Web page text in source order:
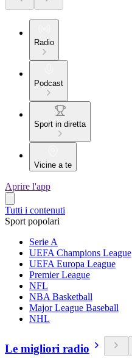
Radio
Podcast
Sport in diretta
Vicine a te
Aprire l'app
Tutti i contenuti
Sport popolari
Serie A
UEFA Champions League
UEFA Europa League
Premier League
NFL
NBA Basketball
Major League Baseball
NHL
Le migliori radio